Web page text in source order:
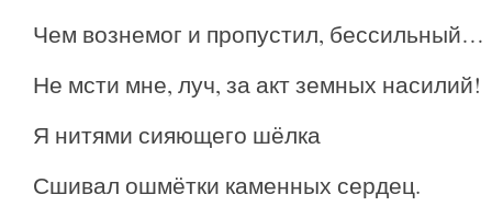
Чем вознемог и пропустил, бессильный…
Не мсти мне, луч, за акт земных насилий!
Я нитями сияющего шёлка
Сшивал ошмётки каменных сердец.